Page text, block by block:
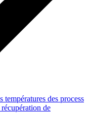
températures des process
de